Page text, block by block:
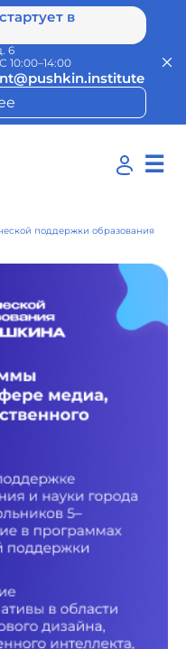
в
6
10:00–14:00
☰
поддержки образования